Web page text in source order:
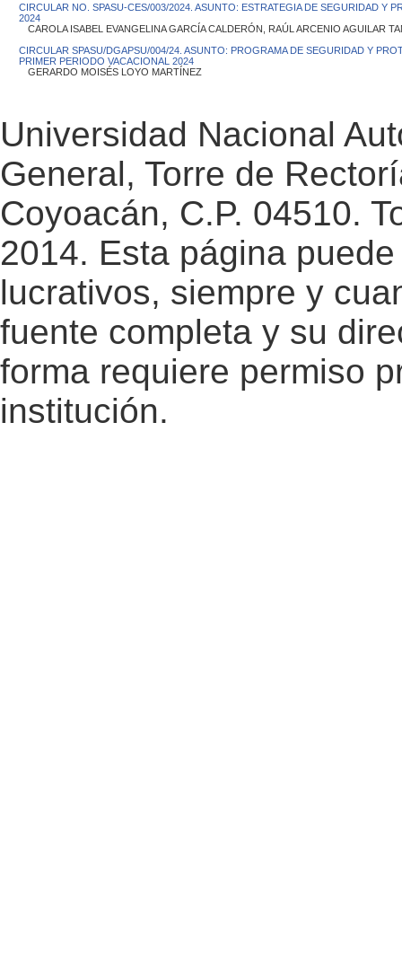
CIRCULAR NO. SPASU-CES/003/2024. ASUNTO: ESTRATEGIA DE SEGURIDAD Y
2024
CAROLA ISABEL EVANGELINA GARCÍA CALDERÓN, RAÚL ARCENIO AGUILAR
CIRCULAR SPASU/DGAPSU/004/24. ASUNTO: PROGRAMA DE SEGURIDAD Y
PRIMER PERIODO VACACIONAL 2024
GERARDO MOISÉS LOYO MARTÍNEZ
Universidad Nacional
General, Torre de
Coyoacán, C.P. 04510.
2014. Esta página
lucrativos, siempre y
fuente completa y su
forma requiere permiso
institución.